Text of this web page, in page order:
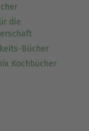
die
Bücher
Kochbücher